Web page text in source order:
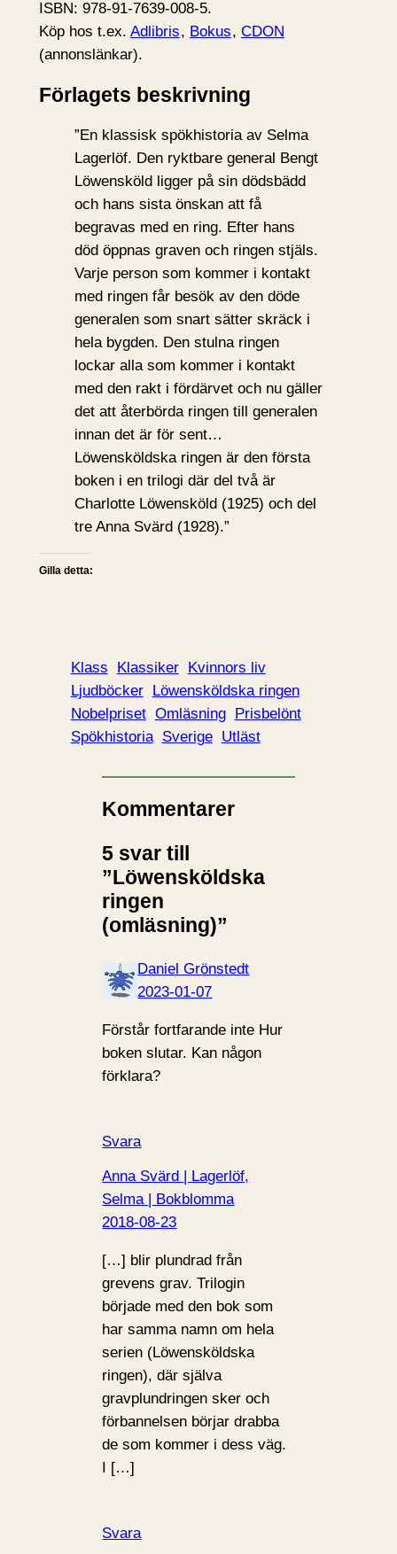
ISBN: 978-91-7639-008-5.
Köp hos t.ex. Adlibris, Bokus, CDON
(annonslänkar).
Förlagets beskrivning
”En klassisk spökhistoria av Selma
Lagerlöf. Den ryktbare general Bengt
Löwensköld ligger på sin dödsbädd
och hans sista önskan att få
begravas med en ring. Efter hans
död öppnas graven och ringen stjäls.
Varje person som kommer i kontakt
med ringen får besök av den döde
generalen som snart sätter skräck i
hela bygden. Den stulna ringen
lockar alla som kommer i kontakt
med den rakt i fördärvet och nu gäller
det att återbörda ringen till generalen
innan det är för sent…
Löwensköldska ringen är den första
boken i en trilogi där del två är
Charlotte Löwensköld (1925) och del
tre Anna Svärd (1928).”
Gilla detta:
Klass Klassiker Kvinnors liv
Ljudböcker Löwensköldska ringen
Nobelpriset Omläsning Prisbelönt
Spökhistoria Sverige Utläst
Kommentarer
5 svar till
”Löwensköldska
ringen
(omläsning)”
Daniel Grönstedt
2023-01-07
Förstår fortfarande inte Hur
boken slutar. Kan någon
förklara?
Svara
Anna Svärd | Lagerlöf,
Selma | Bokblomma
2018-08-23
[…] blir plundrad från
grevens grav. Trilogin
började med den bok som
har samma namn om hela
serien (Löwensköldska
ringen), där själva
gravplundringen sker och
förbannelsen börjar drabba
de som kommer i dess väg.
I […]
Svara